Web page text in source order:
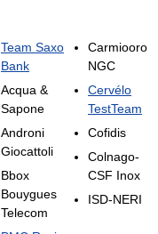
Team Saxo
Bank
Acqua &
Sapone
Androni
Giocattoli
Bbox
Bouygues
Telecom
Carmiooro
NGC
Cervélo
TestTeam
Cofidis
Colnago-
CSF Inox
ISD-NERI